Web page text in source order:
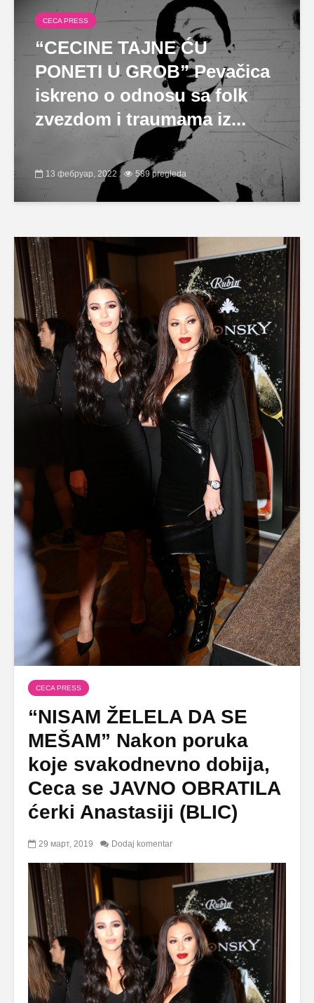
CECA PRESS
“CECINE TAJNE ĆU
PONETI U GROB” Pevačica
iskreno o odnosu sa folk
zvezdom i traumama iz...
13 фебруар, 2022 589 pregleda
CECA PRESS
“NISAM ŽELELA DA SE
MEŠAM” Nakon poruka
koje svakodnevno dobija,
Ceca se JAVNO OBRATILA
ćerki Anastasiji (BLIC)
29 март, 2019 Dodaj komentar